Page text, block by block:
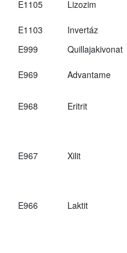
E1105 Lizozim
E1103
Invertáz
E999
Quillajakivonat
E969
Advantame
E968 Eritrit
E967 Xilit
E966 Laktit